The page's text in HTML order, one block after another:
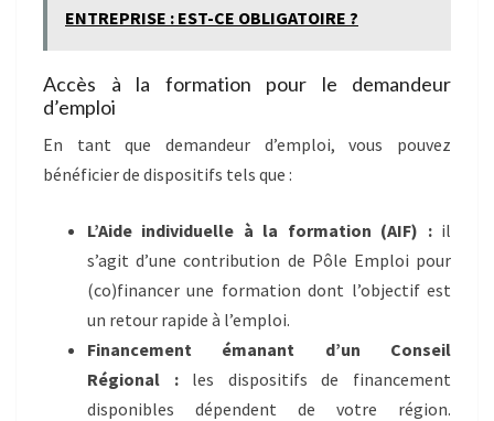
ENTREPRISE : EST-CE OBLIGATOIRE ?
Accès à la formation pour le demandeur
d’emploi
En tant que demandeur d’emploi, vous pouvez
bénéficier de dispositifs tels que :
L’Aide individuelle à la formation (AIF) :il
s’agit d’une contribution de Pôle Emploi pour
(co)financer une formation dont l’objectif est
un retour rapide à l’emploi.
Financement émanant d’un Conseil
Régional :les dispositifs de financement
disponibles dépendent de votre région.